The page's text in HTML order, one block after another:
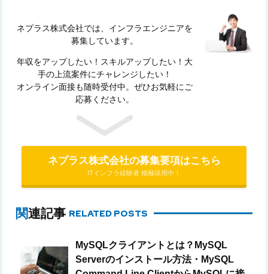
ネプラス株式会社では、インフラエンジニアを
募集しています。
年収をアップしたい！スキルアップしたい！大
手の上流案件にチャレンジしたい！
オンライン面接も随時受付中。ぜひお気軽にご
応募ください。
ネプラス株式会社の募集要項はこちら
ITインフラ経験者 積極採用中！
関連記事 RELATED POSTS
MySQLクライアントとは？MySQL
Serverのインストール方法・MySQL